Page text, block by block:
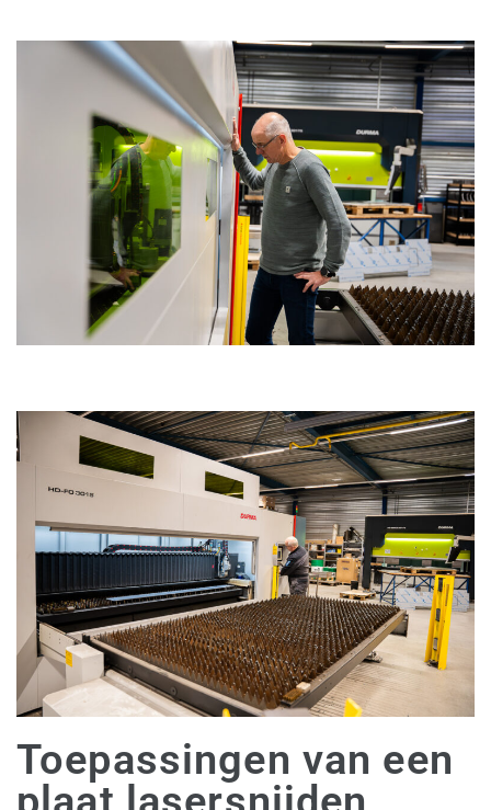
Toepassingen van een